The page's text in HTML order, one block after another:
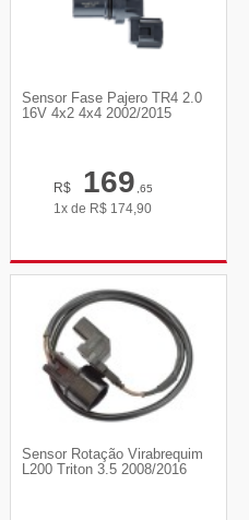
Sensor Fase Pajero TR4 2.0
16V 4x2 4x4 2002/2015
R$ 169,65
1x de R$ 174,90
Sensor Rotação Virabrequim
L200 Triton 3.5 2008/2016